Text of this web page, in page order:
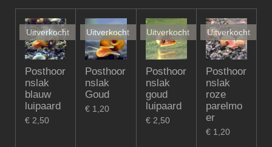
Uitverkocht
Posthoor
nslak
blauw
luipaard
€ 2,50
Uitverkocht
Posthoor
nslak
Goud
€ 1,20
Uitverkocht
Posthoor
nslak
goud
luipaard
€ 2,50
Uitverkocht
Posthoor
nslak
roze
parelmo
er
€ 1,20